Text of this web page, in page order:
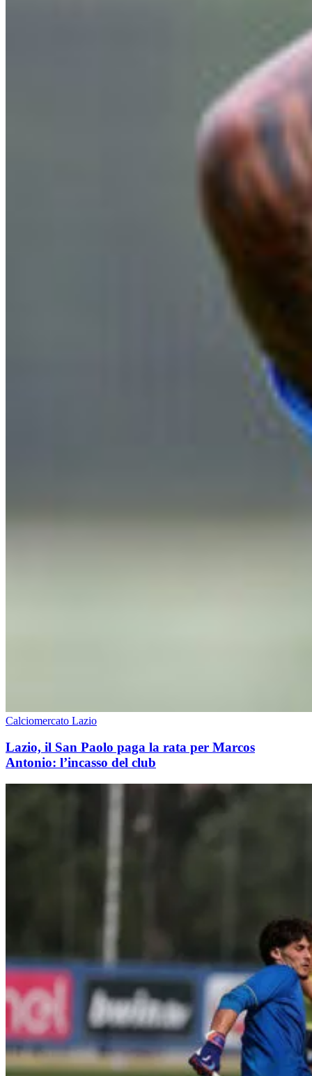
Calciomercato Lazio
Lazio, il San Paolo paga la rata per Marcos
Antonio: l’incasso del club